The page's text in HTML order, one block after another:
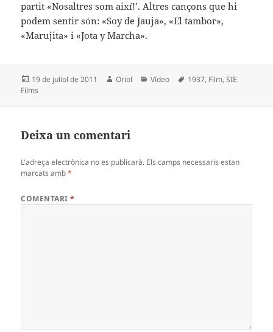
partit «Nosaltres som així!’. Altres cançons que hi
podem sentir són: «Soy de Jauja», «El tambor»,
«Marujita» i «Jota y Marcha».
Publicat
el
19 de juliol de 2011 Autor
Oriol Categories
Vídeo Etiquetes
1937, Film,SIE
Films
Deixa un comentari
L'adreça electrònica no es publicarà. Els camps necessaris estan
marcats amb*
COMENTARI*